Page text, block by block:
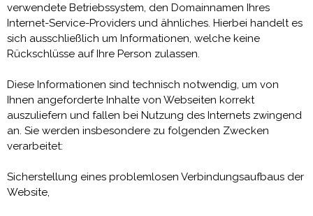
verwendete Betriebssystem, den Domainnamen Ihres
Internet-Service-Providers und ähnliches. Hierbei handelt es
sich ausschließlich um Informationen, welche keine
Rückschlüsse auf Ihre Person zulassen.
Diese Informationen sind technisch notwendig, um von
Ihnen angeforderte Inhalte von Webseiten korrekt
auszuliefern und fallen bei Nutzung des Internets zwingend
an. Sie werden insbesondere zu folgenden Zwecken
verarbeitet:
Sicherstellung eines problemlosen Verbindungsaufbaus der
Website,